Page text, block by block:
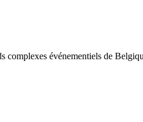
événementiels de